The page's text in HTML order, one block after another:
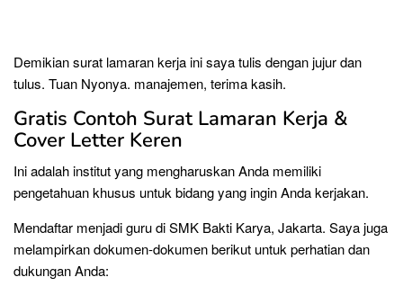
Demikian surat lamaran kerja ini saya tulis dengan jujur ​​dan
tulus. Tuan Nyonya. manajemen, terima kasih.
Gratis Contoh Surat Lamaran Kerja &
Cover Letter Keren
Ini adalah institut yang mengharuskan Anda memiliki
pengetahuan khusus untuk bidang yang ingin Anda kerjakan.
Mendaftar menjadi guru di SMK Bakti Karya, Jakarta. Saya juga
melampirkan dokumen-dokumen berikut untuk perhatian dan
dukungan Anda: